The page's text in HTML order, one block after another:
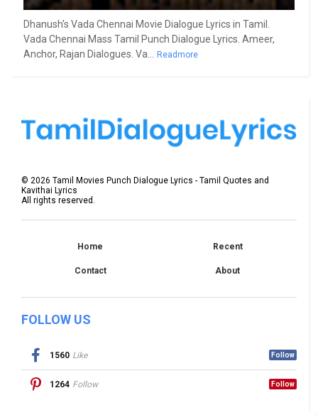
Dhanush's Vada Chennai Movie Dialogue Lyrics in Tamil.
Vada Chennai Mass Tamil Punch Dialogue Lyrics. Ameer,
Anchor, Rajan Dialogues. Va... Readmore
©2026 Tamil Movies Punch Dialogue Lyrics - Tamil Quotes and
Kavithai Lyrics
All rights reserved.
Home Recent
Contact About
FOLLOW US
1560 Like Follow
1264 Follow Follow